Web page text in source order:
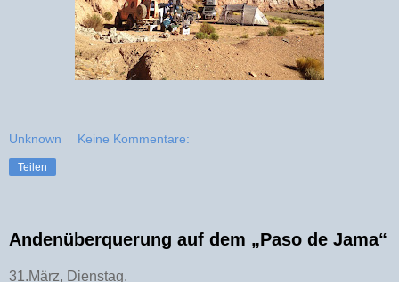
Unknown Keine Kommentare:
Teilen
Andenüberquerung auf dem „Paso de Jama“
31.März, Dienstag.